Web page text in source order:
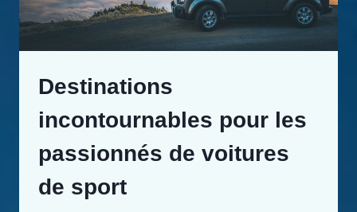
Destinations
incontournables pour les
passionnés de voitures
de sport